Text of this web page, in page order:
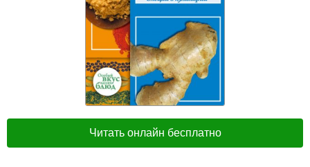
Читать онлайн бесплатно